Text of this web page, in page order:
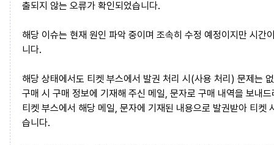
출되지 않는 오류가 확인되었습니다.
해당 이슈는 현재 원인 파악 중이며 조속히 수정 예정이지만 시간
니다.
해당 상태에서도 티켓 부스에서 발권 처리 시(사용 처리) 문제는
구매 시 구매 정보에 기재해 주신 메일, 문자로 구매 내역을 보내
티켓 부스에서 해당 메일, 문자에 기재된 내용으로 발권받아 티켓
습니다.